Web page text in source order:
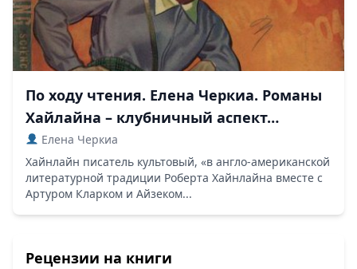
По ходу чтения. Елена Черкиа. Романы
Хайлайна – клубничный аспект…
Елена Черкиа
Хайнлайн писатель культовый, «в англо-американской
литературной традиции Роберта Хайнлайна вместе с
Артуром Кларком и Айзеком...
Рецензии на книги